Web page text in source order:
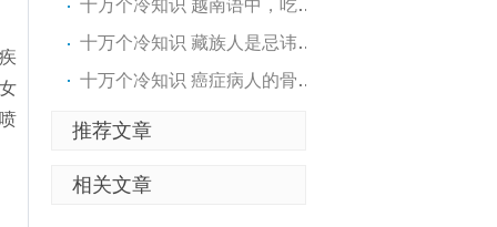
十万个冷知识 越南语中，吃粉..
十万个冷知识 藏族人是忌讳杀..
十万个冷知识 癌症病人的骨灰..
推荐文章
相关文章